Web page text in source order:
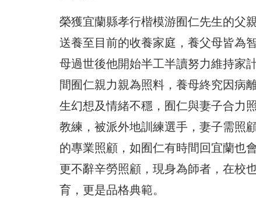
榮獲宜蘭縣孝行楷模游囿仁先生的父
送養至目前的收養家庭，養父母皆為
母過世後他開始半工半讀努力維持家
間囿仁親力親為照料，養母終究因病
生幻想及情緒不穩，囿仁與妻子合力
教練，被派外地訓練選手，妻子需照
的專業照顧，如囿仁有時間回宜蘭也
更不辭辛勞照顧，現身為師者，在校
育，更是品格典範。